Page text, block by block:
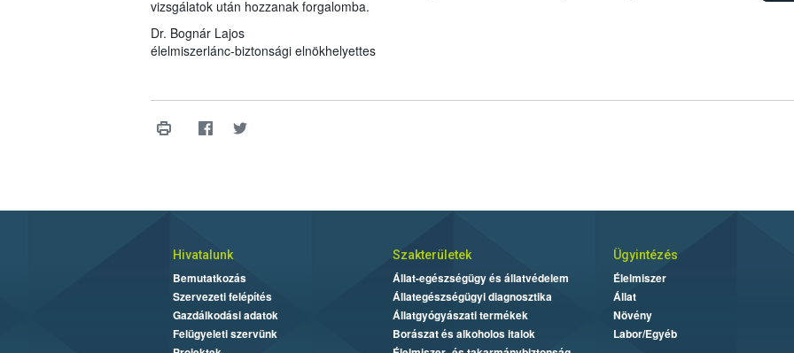
vizsgálatok után hozzanak forgalomba.
Dr. Bognár Lajos
élelmiszerlánc-biztonsági elnökhelyettes
Hivatalunk
Bemutatkozás
Szervezeti felépítés
Gazdálkodási adatok
Felügyeleti szervünk
Szakterületek
Állat-egészségügy és állatvédelem
Állategészségügyi diagnosztika
Állatgyógyászati termékek
Borászat és alkoholos italok
Ügyintézés
Élelmiszer
Állat
Növény
Labor/Egyéb